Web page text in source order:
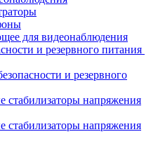
для видеонаблюдения
и резервного питания
и резервного
стабилизаторы напряжения
стабилизаторы напряжения